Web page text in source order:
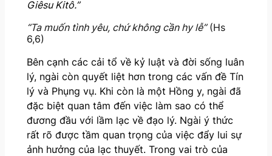
Giêsu Kitô.”
“Ta muốn tình yêu, chứ không cần hy lễ”(Hs
6,6)
Bên cạnh các cải tổ về kỷ luật và đời sống luân
lý, ngài còn quyết liệt hơn trong các vấn đề Tín
lý và Phụng vụ. Khi còn là một Hồng y, ngài đã
đặc biệt quan tâm đến việc làm sao có thể
đương đầu với lầm lạc về đạo lý. Ngài ý thức
rất rõ được tầm quan trọng của việc đẩy lui sự
ảnh hưởng của lạc thuyết. Trong vai trò của